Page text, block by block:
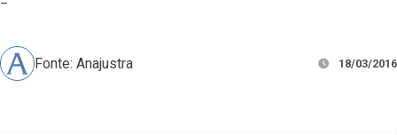
–
Fonte: Anajustra 18/03/2016